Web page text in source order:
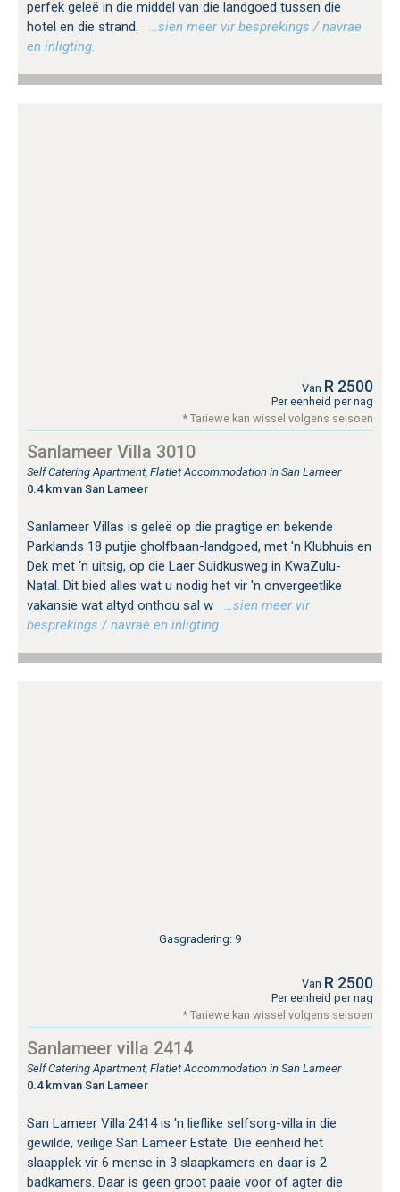
perfek geleë in die middel van die landgoed tussen die
hotel en die strand.
…sien meer vir besprekings / navrae
en inligting.
Van R 2500
Per eenheid per nag
* Tariewe kan wissel volgens seisoen
Sanlameer Villa 3010
Self Catering Apartment, Flatlet Accommodation in San Lameer
0.4 km van San Lameer
Sanlameer Villas is geleë op die pragtige en bekende
Parklands 18 putjie gholfbaan-landgoed, met 'n Klubhuis en
Dek met ‘n uitsig, op die Laer Suidkusweg in KwaZulu-
Natal. Dit bied alles wat u nodig het vir 'n onvergeetlike
vakansie wat altyd onthou sal w
…sien meer vir
besprekings / navrae en inligting.
Gasgradering: 9
Van R 2500
Per eenheid per nag
* Tariewe kan wissel volgens seisoen
Sanlameer villa 2414
Self Catering Apartment, Flatlet Accommodation in San Lameer
0.4 km van San Lameer
San Lameer Villa 2414 is 'n lieflike selfsorg-villa in die
gewilde, veilige San Lameer Estate. Die eenheid het
slaapplek vir 6 mense in 3 slaapkamers en daar is 2
badkamers. Daar is geen groot paaie voor of agter die